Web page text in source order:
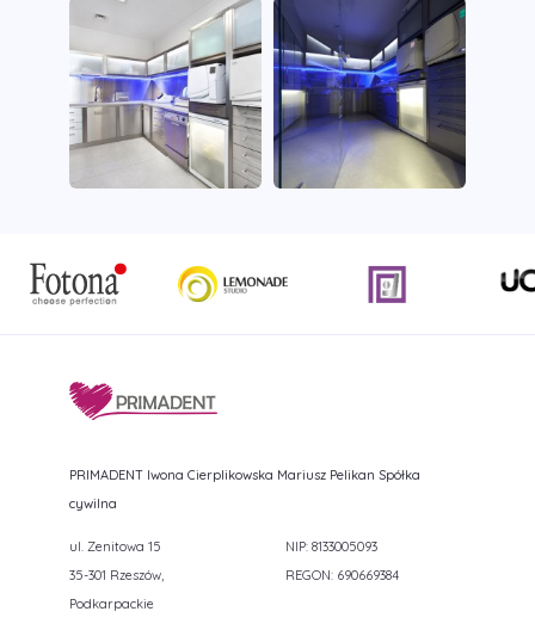
PRIMADENT Iwona Cierplikowska Mariusz Pelikan Spółka
cywilna
ul. Zenitowa 15
35-301 Rzeszów,
Podkarpackie
NIP: 8133005093
REGON: 690669384